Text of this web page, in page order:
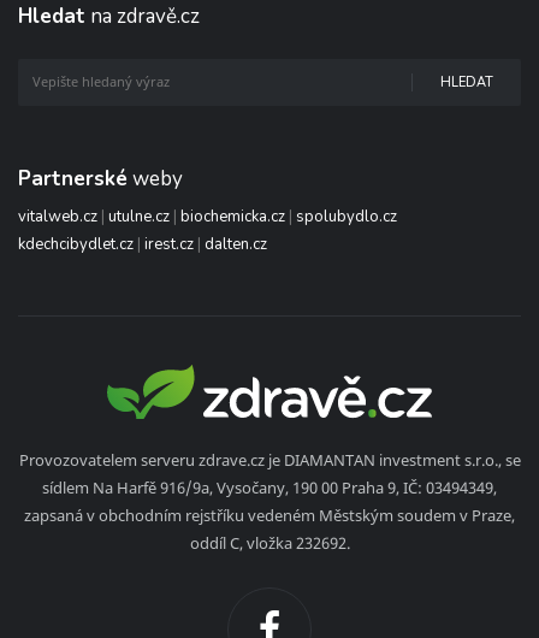
Hledat na zdravě.cz
HLEDAT
Partnerské weby
vitalweb.cz | utulne.cz | biochemicka.cz | spolubydlo.cz
kdechcibydlet.cz | irest.cz | dalten.cz
Provozovatelem serveru zdrave.cz je DIAMANTAN investment s.r.o., se
sídlem Na Harfě 916/9a, Vysočany, 190 00 Praha 9, IČ: 03494349,
zapsaná v obchodním rejstříku vedeném Městským soudem v Praze,
oddíl C, vložka 232692.